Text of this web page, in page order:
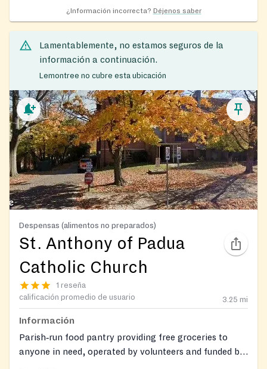
¿Información incorrecta? Déjenos saber
Lamentablemente, no estamos seguros de la
información a continuación.
Lemontree no cubre esta ubicación
Despensas (alimentos no preparados)
St. Anthony of Padua
Catholic Church
1 reseña
calificación promedio de usuario
3.25 mi
Información
Parish‑run food pantry providing free groceries to
anyone in need, operated by volunteers and funded by